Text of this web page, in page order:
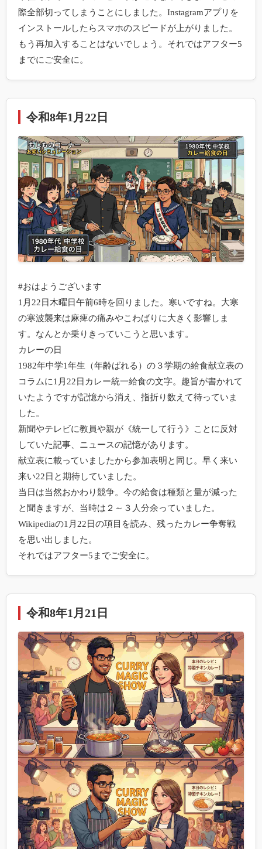
際全部切ってしまうことにしました。Instagramアプリを
インストールしたらスマホのスピードが上がりました。
もう再加入することはないでしょう。それではアフター5
までにご安全に。
令和8年1月22日
#おはようございます
1月22日木曜日午前6時を回りました。寒いですね。大寒
の寒波襲来は麻痺の痛みやこわばりに大きく影響しま
す。なんとか乗りきっていこうと思います。
カレーの日
1982年中学1年生（年齢ばれる）の３学期の給食献立表の
コラムに1月22日カレー統一給食の文字。趣旨が書かれて
いたようですが記憶から消え、指折り数えて待っていま
した。
新聞やテレビに教員や親が《統一して行う》ことに反対
していた記事、ニュースの記憶があります。
献立表に載っていましたから参加表明と同じ。早く来い
来い22日と期待していました。
当日は当然おかわり競争。今の給食は種類と量が減った
と聞きますが、当時は２～３人分余っていました。
Wikipediaの1月22日の項目を読み、残ったカレー争奪戦
を思い出しました。
それではアフター5までご安全に。
令和8年1月21日